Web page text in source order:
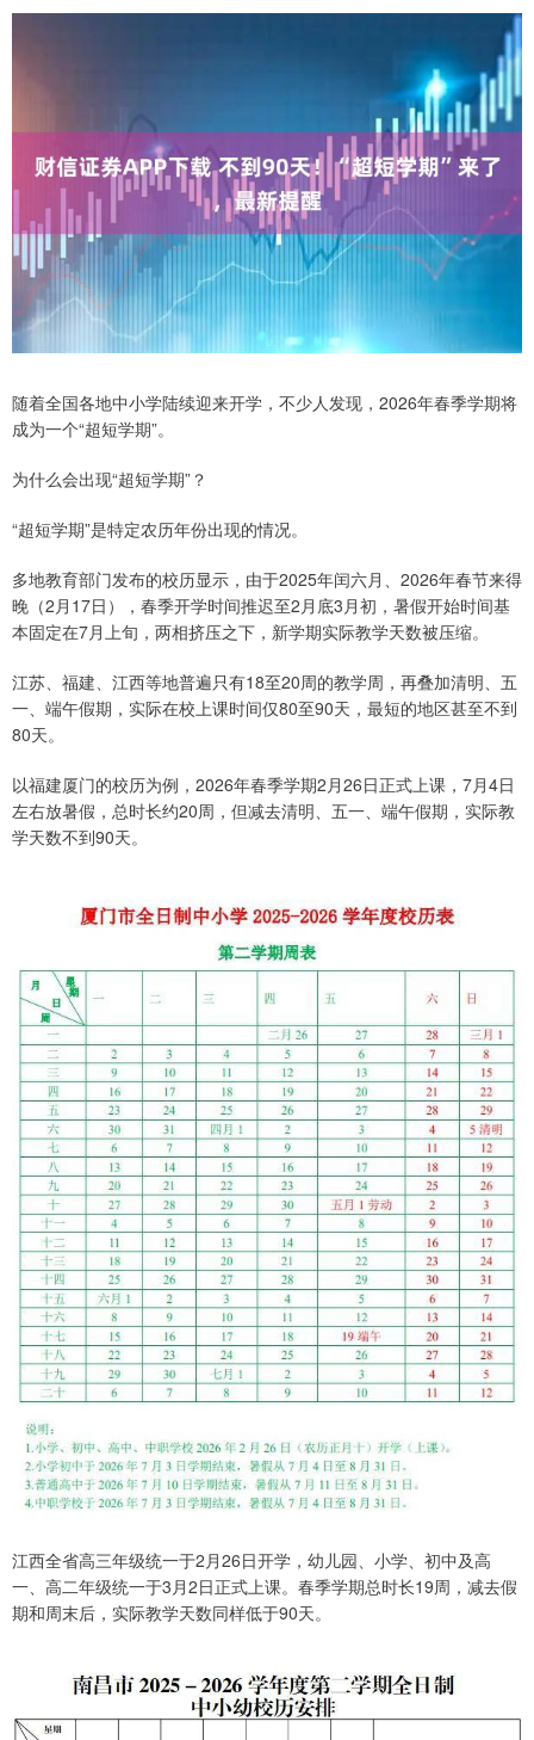
随着全国各地中小学陆续迎来开学，不少人发现，2026年春季学期将
成为一个“超短学期”。
为什么会出现“超短学期”？
“超短学期”是特定农历年份出现的情况。
多地教育部门发布的校历显示，由于2025年闰六月、2026年春节来得
晚（2月17日），春季开学时间推迟至2月底3月初，暑假开始时间基
本固定在7月上旬，两相挤压之下，新学期实际教学天数被压缩。
江苏、福建、江西等地普遍只有18至20周的教学周，再叠加清明、五
一、端午假期，实际在校上课时间仅80至90天，最短的地区甚至不到
80天。
以福建厦门的校历为例，2026年春季学期2月26日正式上课，7月4日
左右放暑假，总时长约20周，但减去清明、五一、端午假期，实际教
学天数不到90天。
江西全省高三年级统一于2月26日开学，幼儿园、小学、初中及高
一、高二年级统一于3月2日正式上课。春季学期总时长19周，减去假
期和周末后，实际教学天数同样低于90天。